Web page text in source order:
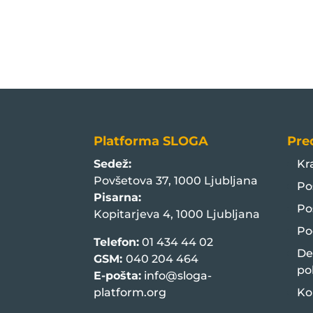
Platforma SLOGA
Sedež:
Povšetova 37, 1000 Ljubljana
Pisarna:
Kopitarjeva 4, 1000 Ljubljana
Telefon: 01 434 44 02
GSM:040 204 464
E-pošta: info@sloga-
platform.org